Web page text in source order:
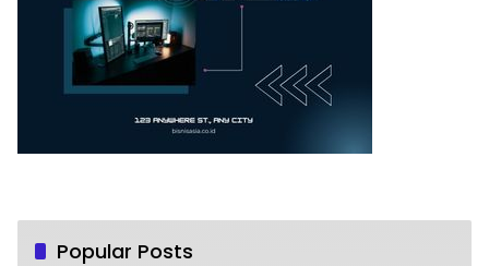
Popular Posts